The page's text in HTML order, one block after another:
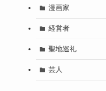
漫画家
経営者
聖地巡礼
芸人